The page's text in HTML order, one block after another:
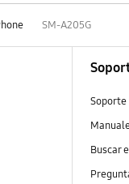
SM-A205G
Soporte
Buscar